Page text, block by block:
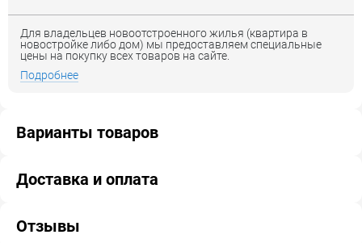
Для владельцев новоотстроенного жилья (квартира в
новостройке либо дом) мы предоставляем специальные
цены на покупку всех товаров на сайте.
Подробнее
Варианты товаров
Доставка и оплата
Отзывы